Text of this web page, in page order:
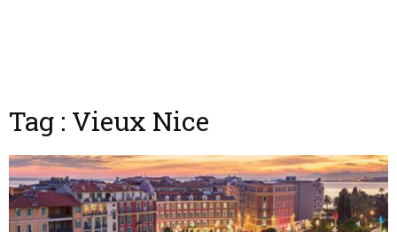
Tag : Vieux Nice